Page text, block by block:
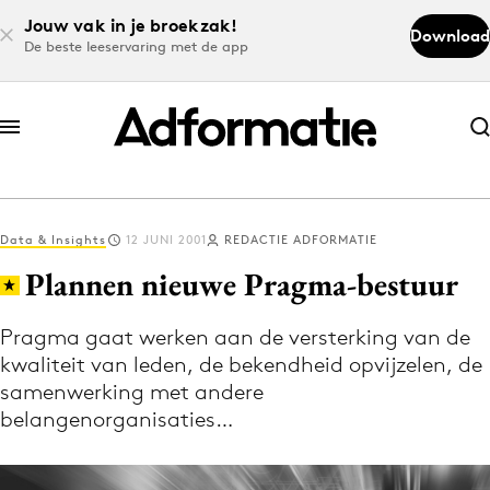
Jouw vak in je broekzak!
De beste leeservaring met de app
Download
Abonneer nu
Abonneer nu
Log in
Download de app
Volg het laatste nieuws via de Adformatie
Nieuws app
Data & Insights 12 JUNI 2001 REDACTIE ADFORMATIE
Plannen nieuwe Pragma-bestuur
Pragma gaat werken aan de versterking van de
kwaliteit van leden, de bekendheid opvijzelen, de
samenwerking met andere
belangenorganisaties…